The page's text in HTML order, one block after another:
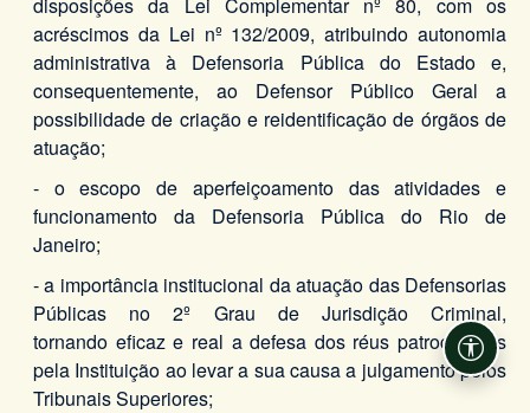
acréscimos da Lei nº 132/2009, atribuindo autonomia
administrativa à Defensoria Pública do Estado e,
consequentemente, ao Defensor Público Geral a
possibilidade de criação e reidentificação de órgãos de
atuação;
- o escopo de aperfeiçoamento das atividades e
funcionamento da Defensoria Pública do Rio de
Janeiro;
- a importância institucional da atuação das Defensorias
Públicas no 2º Grau de Jurisdição Criminal,
tornando eficaz e real a defesa dos réus patrocinados
pela Instituição ao levar a sua causa a julgamento pelos
Tribunais Superiores;